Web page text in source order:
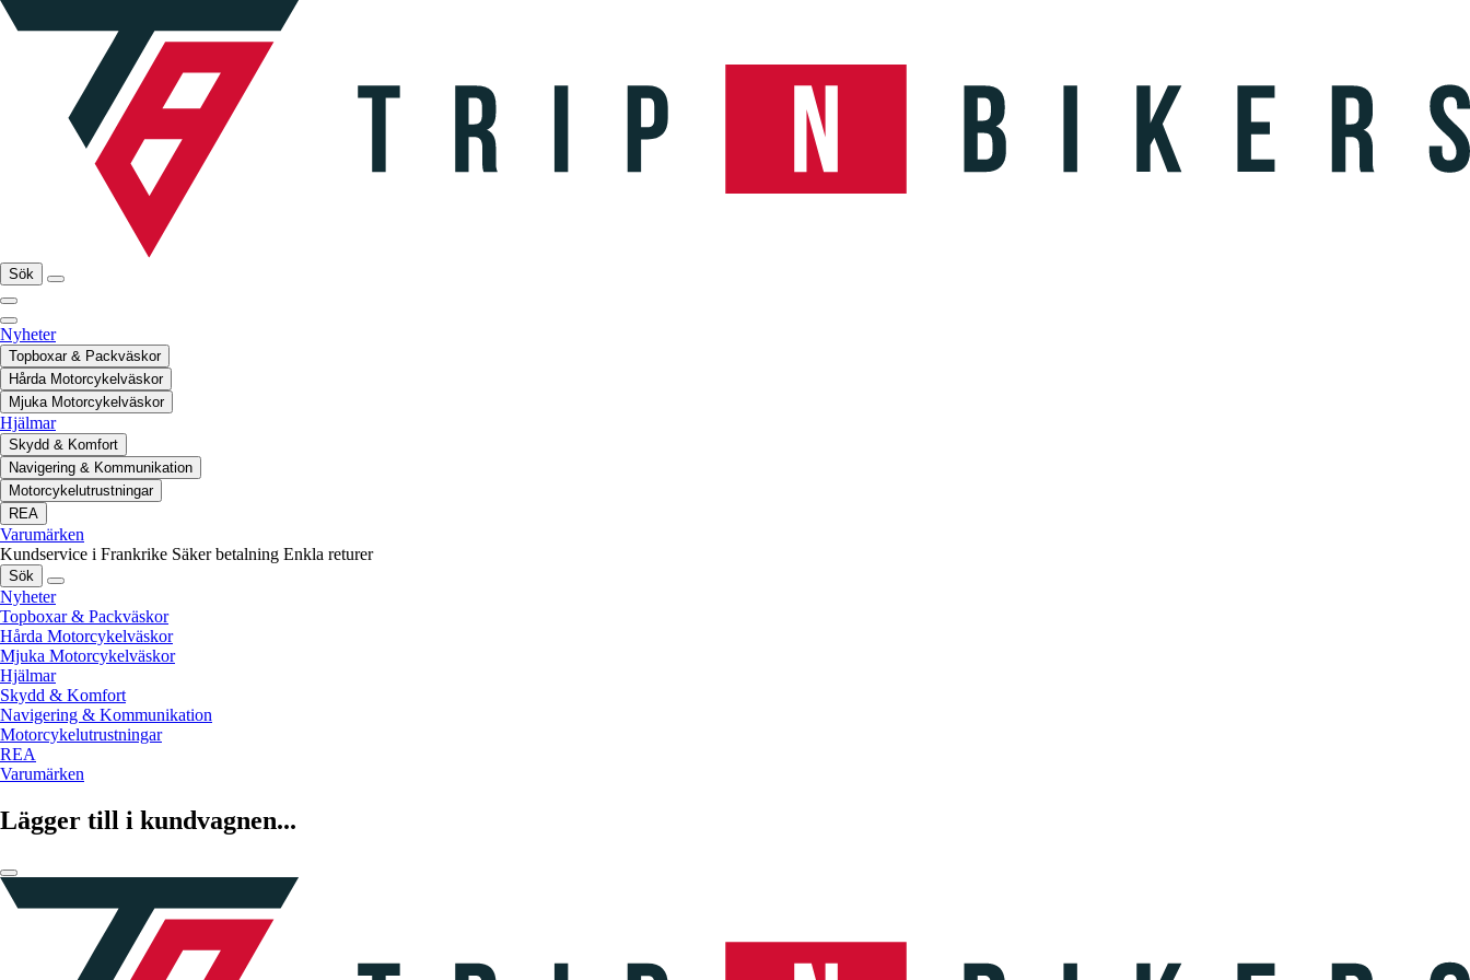
Sök
Nyheter
Topboxar & Packväskor
Hårda Motorcykelväskor
Mjuka Motorcykelväskor
Hjälmar
Skydd & Komfort
Navigering & Kommunikation
Motorcykelutrustningar
REA
Varumärken
Kundservice i Frankrike Säker betalning Enkla returer
Sök
Nyheter
Topboxar & Packväskor
Hårda Motorcykelväskor
Mjuka Motorcykelväskor
Hjälmar
Skydd & Komfort
Navigering & Kommunikation
Motorcykelutrustningar
REA
Varumärken
Lägger till i kundvagnen...